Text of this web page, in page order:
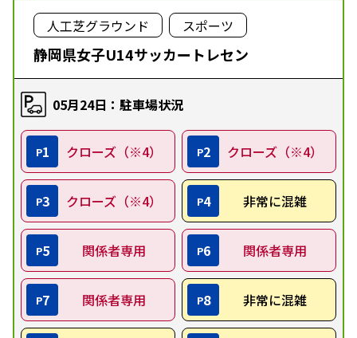
人工芝グラウンド スポーツ
静岡県女子U14サッカートレセン
05月24日：駐車場状況
P1 クローズ（※4） P2 クローズ（※4）
P3 クローズ（※4） P4 非常に混雑
P5 関係者専用 P6 関係者専用
P7 関係者専用 P8 非常に混雑